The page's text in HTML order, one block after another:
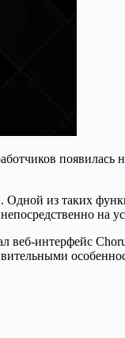
из таких
на
интерфейс